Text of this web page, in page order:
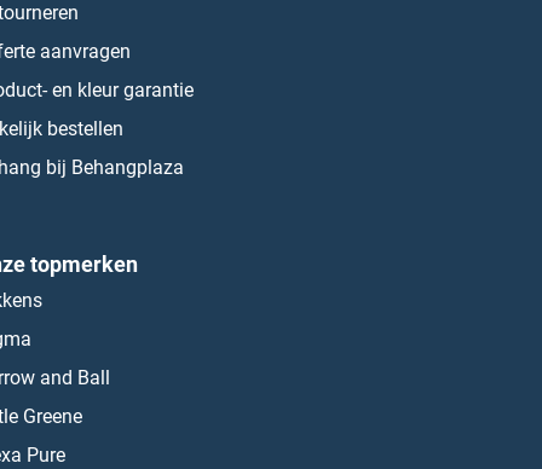
aanvragen
en kleur garantie
bestellen
bij Behangplaza
topmerken
and Ball
Greene
Pure